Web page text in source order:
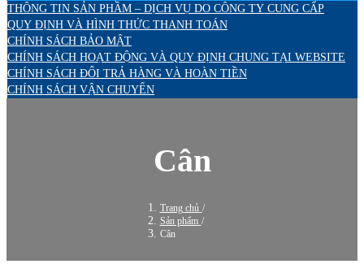
THÔNG TIN SẢN PHẦM – DỊCH VỤ DO CÔNG TY CUNG CẤP
QUY ĐỊNH VÀ HÌNH THỨC THANH TOÁN
CHÍNH SÁCH BẢO MẬT
CHÍNH SÁCH HOẠT ĐỘNG VÀ QUY ĐỊNH CHUNG TẠI WEBSITE
CHÍNH SÁCH ĐỔI TRẢ HÀNG VÀ HOÀN TIỀN
CHÍNH SÁCH VẬN CHUYỂN
Cân
Trang chủ /
Sản phẩm /
Cân